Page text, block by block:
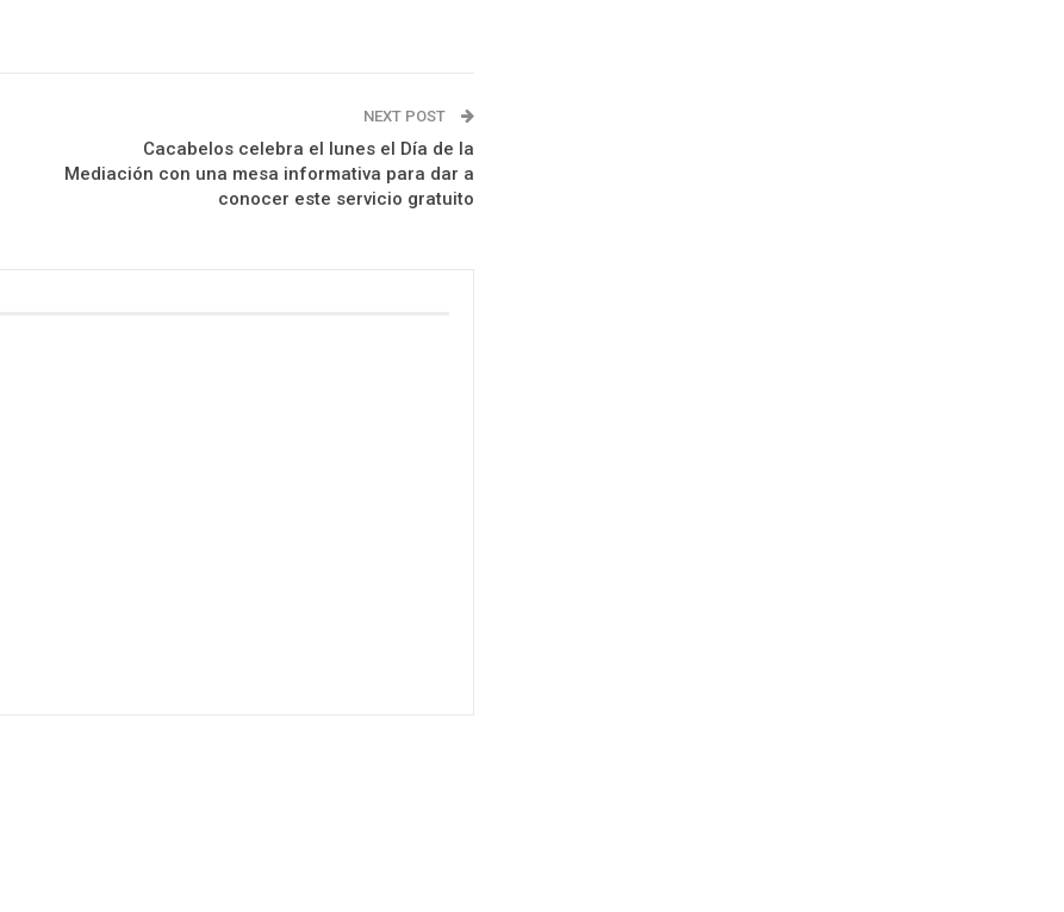
NEXT POST
Cacabelos celebra el lunes el Día de la
Mediación con una mesa informativa para dar a
conocer este servicio gratuito